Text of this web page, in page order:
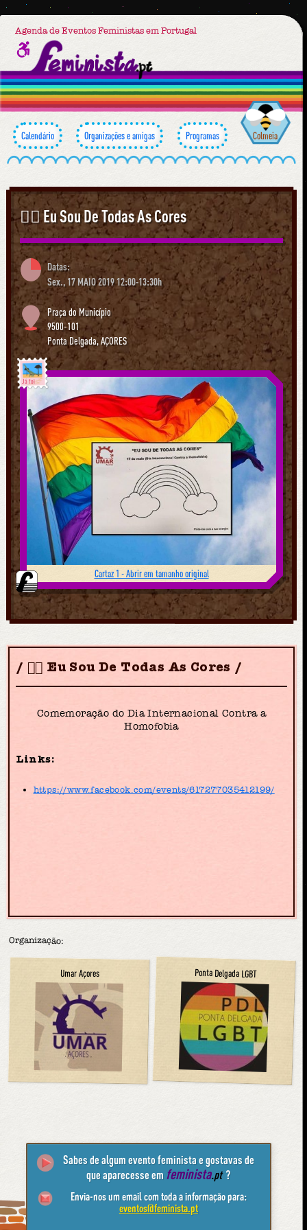
Agenda de Eventos Feministas em Portugal
Calendário Organizações e amigas Programas Colmeia
🏳️‍🌈 Eu Sou De Todas As Cores
Datas:
Sex., 17 MAIO 2019 12:00-13:30h
Praça do Município
9500-101
Ponta Delgada,AÇORES
Já foi
Cartaz 1 - Abrir em tamanho original
🏳️‍🌈 Eu Sou De Todas As Cores
Comemoração do Dia Internacional Contra a
Homofobia
Links:
https://www.facebook.com/events/617277035412199/
Organização:
Umar Açores Ponta Delgada LGBT
Sabes de algum evento feminista e gostavas de
que aparecesse em feminista.pt ?
Envia-nos um email com toda a informação para:
eventos@feminista.pt